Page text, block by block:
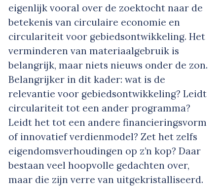
eigenlijk vooral over de zoektocht naar de
betekenis van circulaire economie en
circulariteit voor gebiedsontwikkeling. Het
verminderen van materiaalgebruik is
belangrijk, maar niets nieuws onder de zon.
Belangrijker in dit kader: wat is de
relevantie voor gebiedsontwikkeling? Leidt
circulariteit tot een ander programma?
Leidt het tot een andere financieringsvorm
of innovatief verdienmodel? Zet het zelfs
eigendomsverhoudingen op z’n kop? Daar
bestaan veel hoopvolle gedachten over,
maar die zijn verre van uitgekristalliseerd.